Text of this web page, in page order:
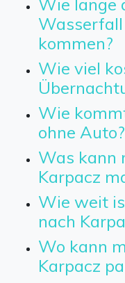
Wie lange
Wasserfall
kommen?
Wie viel
Wie
ohne Auto?
Was kann
Karpacz
Wie weit
nach
Wo kann
Karpacz